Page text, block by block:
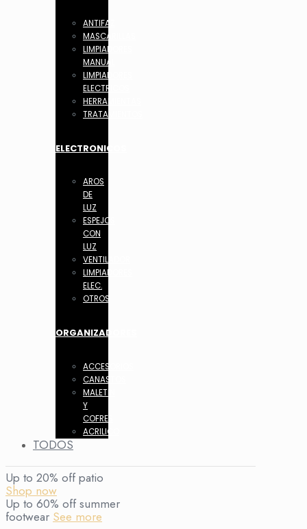
ANTIFAZ
MASCARILLAS
LIMPIADORES
MANUAL
LIMPIADORES
ELECTRICOS
HERRAMIENTAS
TRATAMIENTOS
ELECTRONICOS
AROS
DE
LUZ
ESPEJOS
CON
LUZ
VENTILADOR
LIMPIADORES
ELEC.
OTROS
ORGANIZADORES
ACCESORIOS
CANASTOS
MALETIN
Y
COFRES
ACRILICO
TODOS
Up to 20% off patio
Shop now
Up to 60% off summer
footwear See more